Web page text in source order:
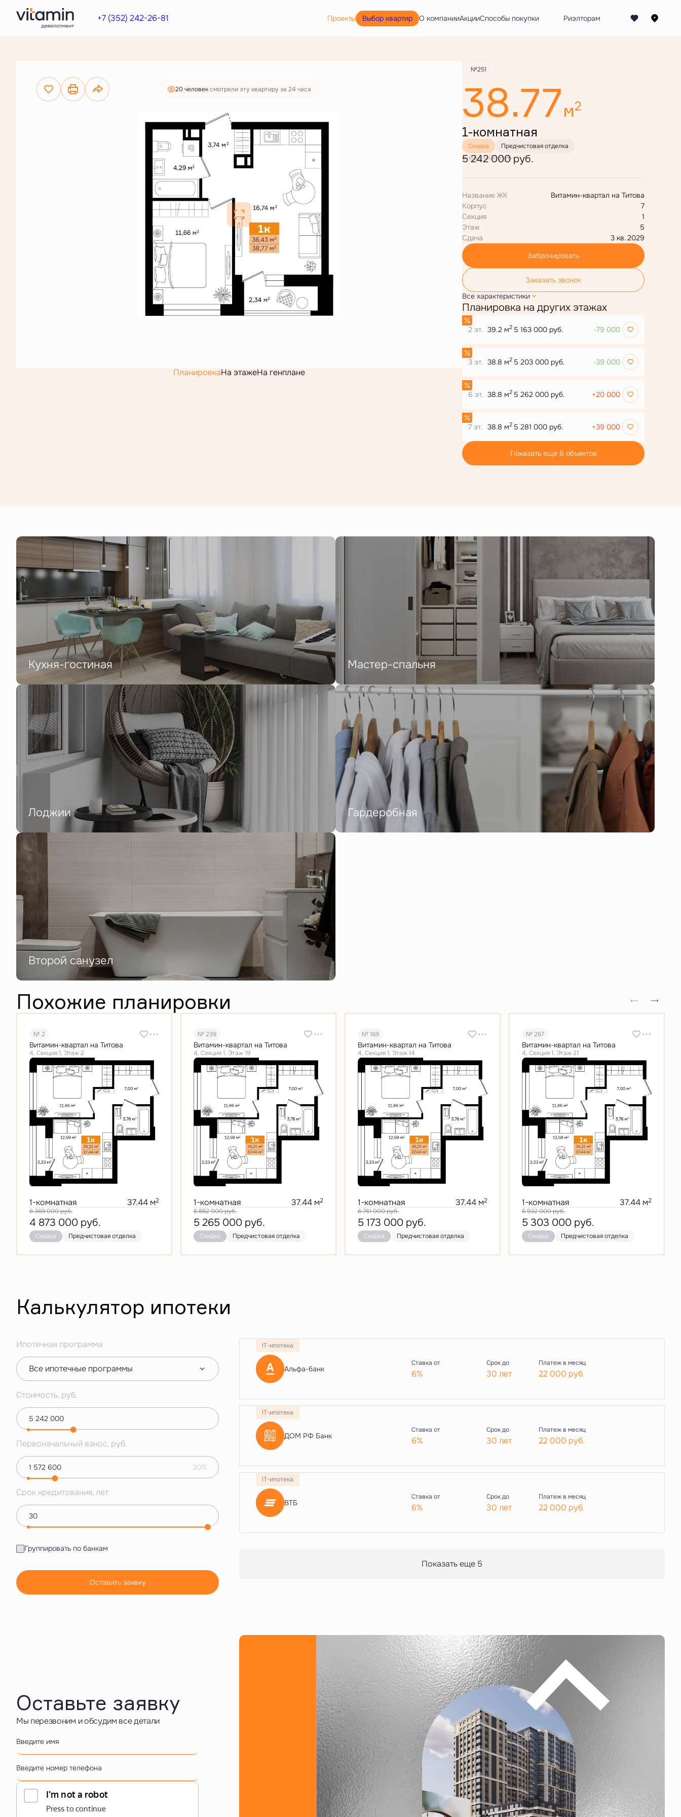
+7 (352) 242-26-81 Проекты Выбор квартир О компанииАкцииСпособы покупки
1-комнатная 38.77 м2
5 242 000 руб. Забронировать
20 человексмотрели эту квартиру за 24 часа
ПланировкаНа этажеНа генплане
№251
38.77м2
1-комнатная
Скидка Предчистовая отделка
6 852 000 руб.
5 242 000 руб.
Название ЖК
Витамин-квартал на Титова
Корпус
7
Секция
1
Этаж
5
Сдача
3 кв. 2029
Забронировать
Заказать звонок
Все характеристики
Планировка на других этажах
2 эт. 39.2 м2 5 163 000 руб. -79 000
3 эт. 38.8 м2 5 203 000 руб. -39 000
6 эт. 38.8 м2 5 262 000 руб. +20 000
7 эт. 38.8 м2 5 281 000 руб. +39 000
Показать еще 6 объектов
Кухня-гостиная Мастер-спальня
Лоджии Гардеробная
Второй санузел
Похожие планировки
№ 2
Витамин-квартал на Титова
4, Секция 1, Этаж 2
1-комнатная 37.44 м2
6 369 000руб.
4 873 000 руб.
Скидка Предчистовая отделка
№ 239
Витамин-квартал на Титова
4, Секция 1, Этаж 19
1-комнатная 37.44 м2
6 882 000руб.
5 265 000 руб.
Скидка Предчистовая отделка
№ 169
Витамин-квартал на Титова
4, Секция 1, Этаж 14
1-комнатная 37.44 м2
6 761 000руб.
5 173 000 руб.
Скидка Предчистовая отделка
№ 267
Витамин-квартал на Титова
4, Секция 1, Этаж 21
1-комнатная 37.44 м2
6 932 000руб.
5 303 000 руб.
Скидка Предчистовая отделка
Калькулятор ипотеки
Ипотечная программа
Все ипотечные программы
Стоимость, руб.
Первоначальный взнос, руб.
30%
Срок кредитования, лет
Группировать по банкам
Оставить заявку
Альфа-банк
IT-ипотека
Ставка от
6%
Срок до
30 лет
Платеж в месяц
22 000 руб.
ДОМ РФ Банк
IT-ипотека
Ставка от
6%
Срок до
30 лет
Платеж в месяц
22 000 руб.
ВТБ
IT-ипотека
Ставка от
6%
Срок до
30 лет
Платеж в месяц
22 000 руб.
Показать еще 5
Оставьте заявку
Мы перезвоним и обсудим все детали
Введите имя
Введите номер телефона